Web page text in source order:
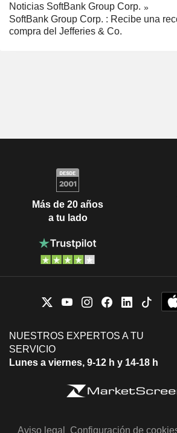
Noticias SoftBank Group Corp.
SoftBank Group Corp. : Recibe una
compra del Jefferies & Co.
Más de 20 años
a tu lado
NUESTROS EXPERTOS A TU
SERVICIO
Lunes a viernes, 9-12 h y 14-18 h
Aviso legal Configuración de